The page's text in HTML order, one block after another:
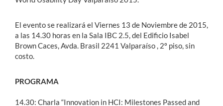
El evento se realizará el Viernes 13 de Noviembre de 2015,
a las 14.30 horas en la Sala IBC 2.5, del Edificio Isabel
Brown Caces, Avda. Brasil 2241 Valparaíso , 2º piso, sin
costo.
PROGRAMA
14.30: Charla “Innovation in HCI: Milestones Passed and